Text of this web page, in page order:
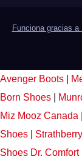
Funciona gracias
Avenger Boots
Born Shoes
Miz Mooz Canada
Shoes
Shoes Dr.